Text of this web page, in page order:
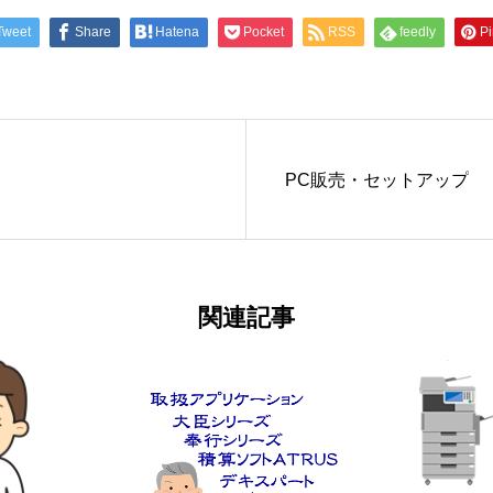
Share Hatena Pocket RSS feedly
PC販売・セットアップ
関連記事